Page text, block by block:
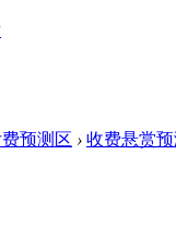
预测区 › 收费悬赏预